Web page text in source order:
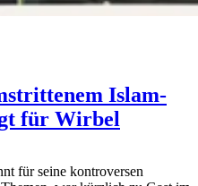
Islam-
für Wirbel
für seine kontroversen